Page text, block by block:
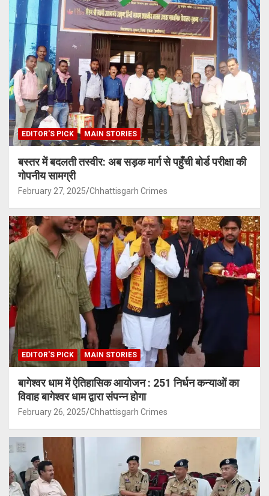
EDITOR'S PICK MAIN STORIES
बस्तर में बदलती तस्वीर: अब सड़क मार्ग से पहुँची बोर्ड परीक्षा की
गोपनीय सामग्री
February 27, 2025 Chhattisgarh Crimes
EDITOR'S PICK MAIN STORIES
बागेश्वर धाम में ऐतिहासिक आयोजन : 251 निर्धन कन्याओं का
विवाह बागेश्वर धाम द्वारा संपन्न होगा
February 26, 2025 Chhattisgarh Crimes